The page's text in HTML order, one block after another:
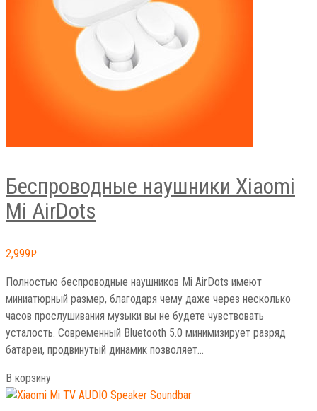
Беспроводные наушники Xiaomi
Mi AirDots
2,999Р
Полностью беспроводные наушников Mi AirDots имеют
миниатюрный размер, благодаря чему даже через несколько
часов прослушивания музыки вы не будете чувствовать
усталость. Современный Bluetooth 5.0 минимизирует разряд
батареи, продвинутый динамик позволяет…
В корзину